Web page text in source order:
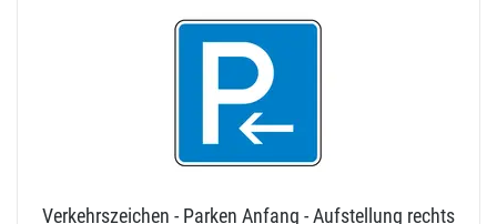
Verkehrszeichen - Parken Anfang - Aufstellung rechts